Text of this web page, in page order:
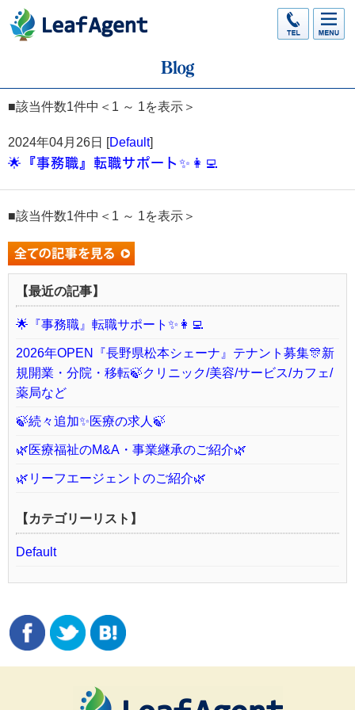
■該当件数1件中＜1 ～ 1を表示＞
2024年04月26日 [Default]
🌟『事務職』転職サポート✨👩‍💻
■該当件数1件中＜1 ～ 1を表示＞
【最近の記事】
🌟『事務職』転職サポート✨👩‍💻
2026年OPEN『長野県松本シェーナ』テナント募集🎊新
規開業・分院・移転🍃クリニック/美容/サービス/カフェ/
薬局など
🍃続々追加✨医療の求人🍃
🌿医療福祉のM&A・事業継承のご紹介🌿
🌿リーフエージェントのご紹介🌿
【カテゴリーリスト】
Default